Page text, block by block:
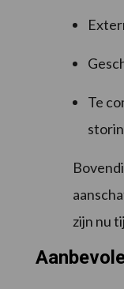
Te
zijn nu